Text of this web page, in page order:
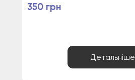
350 грн
Детальніше